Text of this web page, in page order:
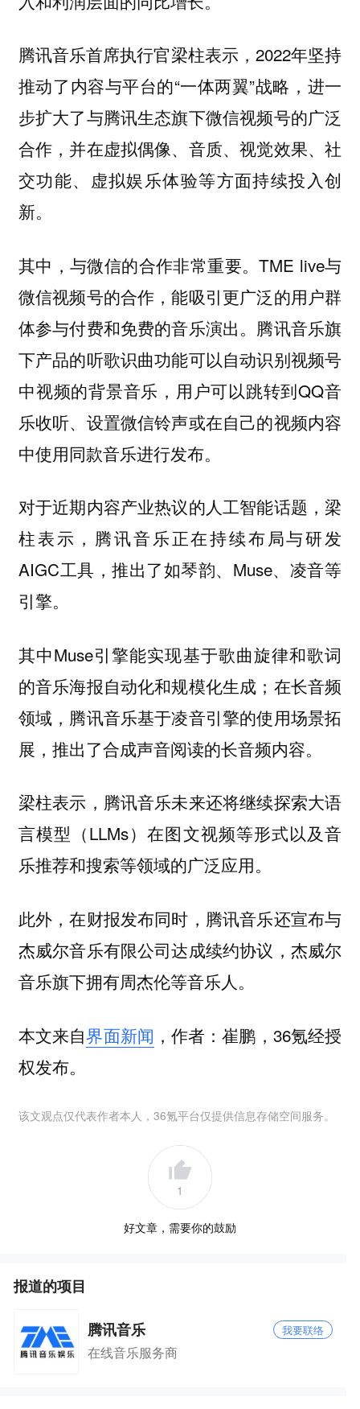
腾讯音乐首席执行官梁柱表示，2022年坚持
推动了内容与平台的“一体两翼”战略，进一
步扩大了与腾讯生态旗下微信视频号的广泛
合作，并在虚拟偶像、音质、视觉效果、社
交功能、虚拟娱乐体验等方面持续投入创
新。
其中，与微信的合作非常重要。TME live与
微信视频号的合作，能吸引更广泛的用户群
体参与付费和免费的音乐演出。腾讯音乐旗
下产品的听歌识曲功能可以自动识别视频号
中视频的背景音乐，用户可以跳转到QQ音
乐收听、设置微信铃声或在自己的视频内容
中使用同款音乐进行发布。
对于近期内容产业热议的人工智能话题，梁
柱表示，腾讯音乐正在持续布局与研发
AIGC工具，推出了如琴韵、Muse、凌音等
引擎。
其中Muse引擎能实现基于歌曲旋律和歌词
的音乐海报自动化和规模化生成；在长音频
领域，腾讯音乐基于凌音引擎的使用场景拓
展，推出了合成声音阅读的长音频内容。
梁柱表示，腾讯音乐未来还将继续探索大语
言模型（LLMs）在图文视频等形式以及音
乐推荐和搜索等领域的广泛应用。
此外，在财报发布同时，腾讯音乐还宣布与
杰威尔音乐有限公司达成续约协议，杰威尔
音乐旗下拥有周杰伦等音乐人。
本文来自界面新闻 ，作者：崔鹏，36氪经授
权发布。
该文观点仅代表作者本人，36氪平台仅提供信息存储空间服务。
1
好文章，需要你的鼓励
报道的项目
腾讯音乐 我要联络
在线音乐服务商